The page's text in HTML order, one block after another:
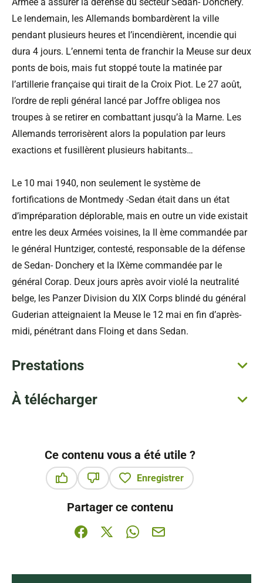
Le lendemain, les Allemands bombardèrent la ville
pendant plusieurs heures et l’incendièrent, incendie qui
dura 4 jours. L’ennemi tenta de franchir la Meuse sur deux
ponts de bois, mais fut stoppé toute la matinée par
l’artillerie française qui tirait de la Croix Piot. Le 27 août,
l’ordre de repli général lancé par Joffre obligea nos
troupes à se retirer en combattant jusqu’à la Marne. Les
Allemands terrorisèrent alors la population par leurs
exactions et fusillèrent plusieurs habitants…
Le 10 mai 1940, non seulement le système de
fortifications de Montmedy -Sedan était dans un état
d’impréparation déplorable, mais en outre un vide existait
entre les deux Armées voisines, la II ème commandée par
le général Huntziger, contesté, responsable de la défense
de Sedan- Donchery et la IXème commandée par le
général Corap. Deux jours après avoir violé la neutralité
belge, les Panzer Division du XIX Corps blindé du général
Guderian atteignaient la Meuse le 12 mai en fin d’après-
midi, pénétrant dans Floing et dans Sedan.
Prestations
À télécharger
Ce contenu vous a été utile ?
Enregistrer
Partager ce contenu
Partager sur Facebook (nouvelle fenêtre)
Partager sur X / Twitter (nouvelle
Partager sur WhatsApp
Partager par mail